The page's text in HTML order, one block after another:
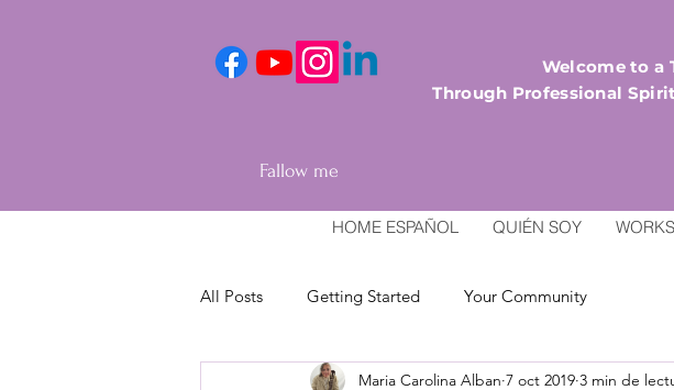
Welcome to a
Through Professional
Fallow me
HOME ESPAÑOL QUIÉN SOY
All Posts Getting Started Your Community
Maria Carolina Alban 7 oct 2019 3 min de